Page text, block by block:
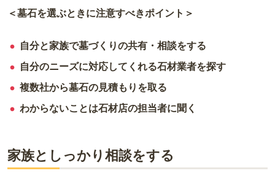
＜墓石を選ぶときに注意すべきポイント ＞
自分と家族で墓づくりの共有・相談をする
自分のニーズに対応してくれる石材業者を探す
複数社から墓石の見積もりを取る
わからないことは石材店の担当者に聞く
家族としっかり相談をする